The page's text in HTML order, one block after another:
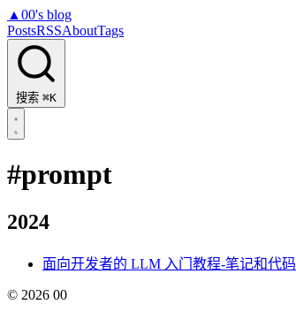
▲ 00's blog
PostsRSSAboutTags
搜索 ⌘K
#prompt
2024
面向开发者的 LLM 入门教程-笔记和代码
© 2026 00